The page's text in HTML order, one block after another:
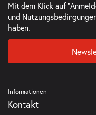
Mit dem Klick auf
und
haben.
Informationen
Kontakt